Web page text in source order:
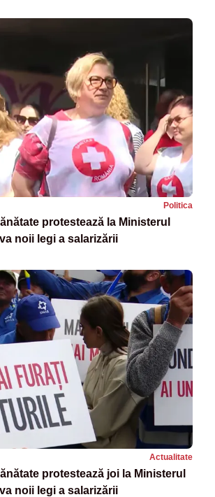
Politica
protestează la Ministerul
noii legi a salarizării
Actualitate
protestează joi la Ministerul
noii legi a salarizării